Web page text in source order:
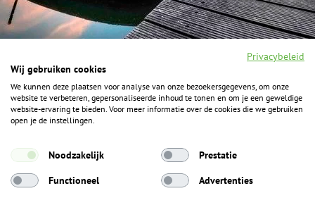
F
a
c
e
o
o
k
I
n
s
t
g
a
Y
o
u
t
b
P
i
n
ALGEMENE INFORMATIE
Het Geheim over de grens zijn de Duitse vakantieregio’s
Privacybeleid
Wij gebruiken cookies
We kunnen deze plaatsen voor analyse van onze bezoekersgegevens, om onze
website te verbeteren, gepersonaliseerde inhoud te tonen en om je een geweldige
website-ervaring te bieden. Voor meer informatie over de cookies die we gebruiken
open je de instellingen.
Noodzakelijk
Prestatie
Functioneel
Advertenties